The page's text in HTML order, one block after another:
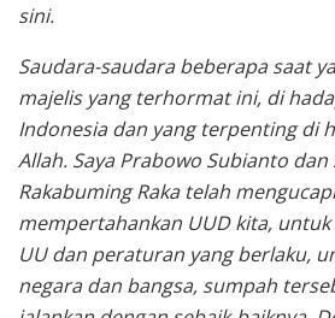
sini.
Saudara-saudara beberapa saat
majelis yang terhormat ini, di
Indonesia dan yang terpenting di
Allah. Saya Prabowo Subianto
Rakabuming Raka telah
mempertahankan UUD kita,
UU dan peraturan yang berlaku,
negara dan bangsa, sumpah